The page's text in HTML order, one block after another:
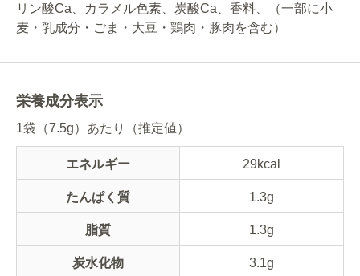
リン酸Ca、カラメル色素、炭酸Ca、香料、（一部に小
麦・乳成分・ごま・大豆・鶏肉・豚肉を含む）
栄養成分表示
1袋（7.5g）あたり（推定値）
エネルギー 29kcal
たんぱく質 1.3g
脂質 1.3g
炭水化物 3.1g